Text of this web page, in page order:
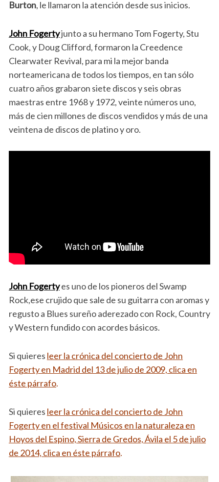
Burton, le llamaron la atención desde sus inicios.
John Fogertyjunto a su hermano Tom Fogerty, Stu
Cook, y Doug Clifford, formaron la Creedence
Clearwater Revival, para mi la mejor banda
norteamericana de todos los tiempos, en tan sólo
cuatro años grabaron siete discos y seis obras
maestras entre 1968 y 1972, veinte números uno,
más de cien millones de discos vendidos y más de una
veintena de discos de platino y oro.
John Fogertyes uno de los pioneros del Swamp
Rock,ese crujido que sale de su guitarra con aromas y
regusto a Blues sureño aderezado con Rock, Country
y Western fundido con acordes básicos.
Si quieres leer la crónica del concierto de John
Fogerty en Madrid del 13 de julio de 2009, clica en
éste párrafo.
Si quieres leer la crónica del concierto de John
Fogerty en el festival Músicos en la naturaleza en
Hoyos del Espino, Sierra de Gredos, Ávila el 5 de julio
de 2014, clica en éste párrafo.